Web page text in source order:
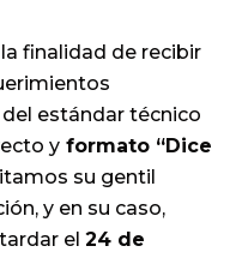
finalidad de recibir
estándar técnico
y formato “Dice
su gentil
y en su caso,
el 24 de